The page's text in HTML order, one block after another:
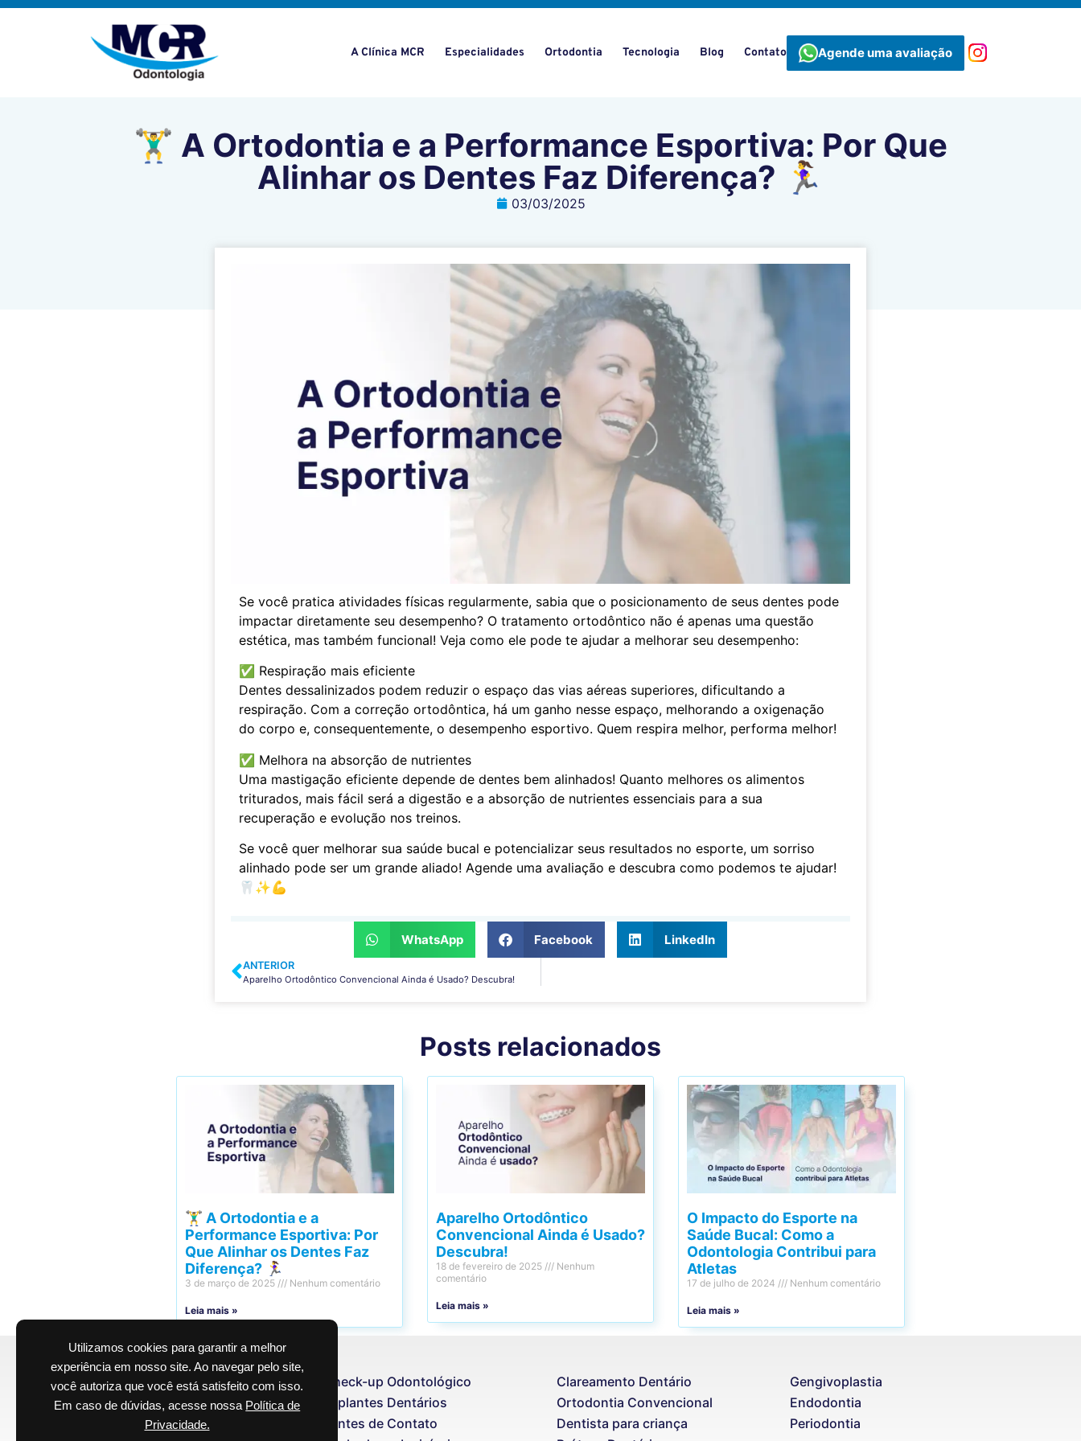
Utilizamos cookies para garantir a melhor
experiência em nosso site. Ao navegar pelo site,
você autoriza que você está satisfeito com isso.
Em caso de dúvidas, acesse nossa Política de
Privacidade.
A Clínica MCR Especialidades Ortodontia Tecnologia Blog Contato Agende uma avaliação
🏋️‍♂️ A Ortodontia e a Performance Esportiva: Por Que
Alinhar os Dentes Faz Diferença? 🏃‍♀️
03/03/2025
Se você pratica atividades físicas regularmente, sabia que o posicionamento de seus dentes pode
impactar diretamente seu desempenho? O tratamento ortodôntico não é apenas uma questão
estética, mas também funcional! Veja como ele pode te ajudar a melhorar seu desempenho:
✅ Respiração mais eficiente
Dentes dessalinizados podem reduzir o espaço das vias aéreas superiores, dificultando a
respiração. Com a correção ortodôntica, há um ganho nesse espaço, melhorando a oxigenação
do corpo e, consequentemente, o desempenho esportivo. Quem respira melhor, performa melhor!
✅ Melhora na absorção de nutrientes
Uma mastigação eficiente depende de dentes bem alinhados! Quanto melhores os alimentos
triturados, mais fácil será a digestão e a absorção de nutrientes essenciais para a sua
recuperação e evolução nos treinos.
Se você quer melhorar sua saúde bucal e potencializar seus resultados no esporte, um sorriso
alinhado pode ser um grande aliado! Agende uma avaliação e descubra como podemos te ajudar!
🦷✨💪
WhatsApp Facebook LinkedIn
ANTERIOR
Aparelho Ortodôntico Convencional Ainda é Usado? Descubra!
Posts relacionados
🏋️‍♂️ A Ortodontia e a
Performance Esportiva: Por
Que Alinhar os Dentes Faz
Diferença? 🏃‍♀️
3 de março de 2025 Nenhum comentário
Leia mais »
Aparelho Ortodôntico
Convencional Ainda é Usado?
Descubra!
18 de fevereiro de 2025
Nenhum
comentário
Leia mais »
O Impacto do Esporte na
Saúde Bucal: Como a
Odontologia Contribui para
Atletas
17 de julho de 2024 Nenhum comentário
Leia mais »
Check-up Odontológico
Implantes Dentários
Lentes de Contato
Clareamento Dentário
Ortodontia Convencional
Dentista para criança
Gengivoplastia
Endodontia
Periodontia
Chat WhatsApp
Por favor, preencha os campos abaixo para
conversar e teremos todo o prazer em
Ao informar meus dados e clicar em ‘INICIAR CONVERSA’, eu
concordo com a